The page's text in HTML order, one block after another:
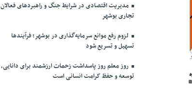
مدیریت اقتصادی در شرایط جنگ و راهبردهای فعالان
تجاری بوشهر
لزوم رفع موانع سرمایه‌گذاری در بوشهر؛ فرآیندها
تسهیل و تسریع شود
روز معلم روز پاسداشت زحمات ارزشمند برای دانایی،
توسعه و حفظ کرامت انسانی است